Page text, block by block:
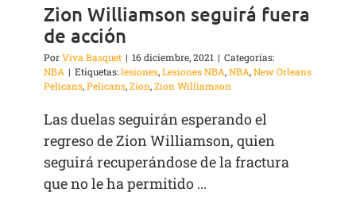
Zion Williamson seguirá fuera
de acción
PorViva Basquet | 16 diciembre, 2021 | Categorías:
NBA | Etiquetas:lesiones,Lesiones NBA,NBA,New Orleans
Pelicans,Pelicans,Zion,Zion Williamson
Las duelas seguirán esperando el
regreso de Zion Williamson, quien
seguirá recuperándose de la fractura
que no le ha permitido ...